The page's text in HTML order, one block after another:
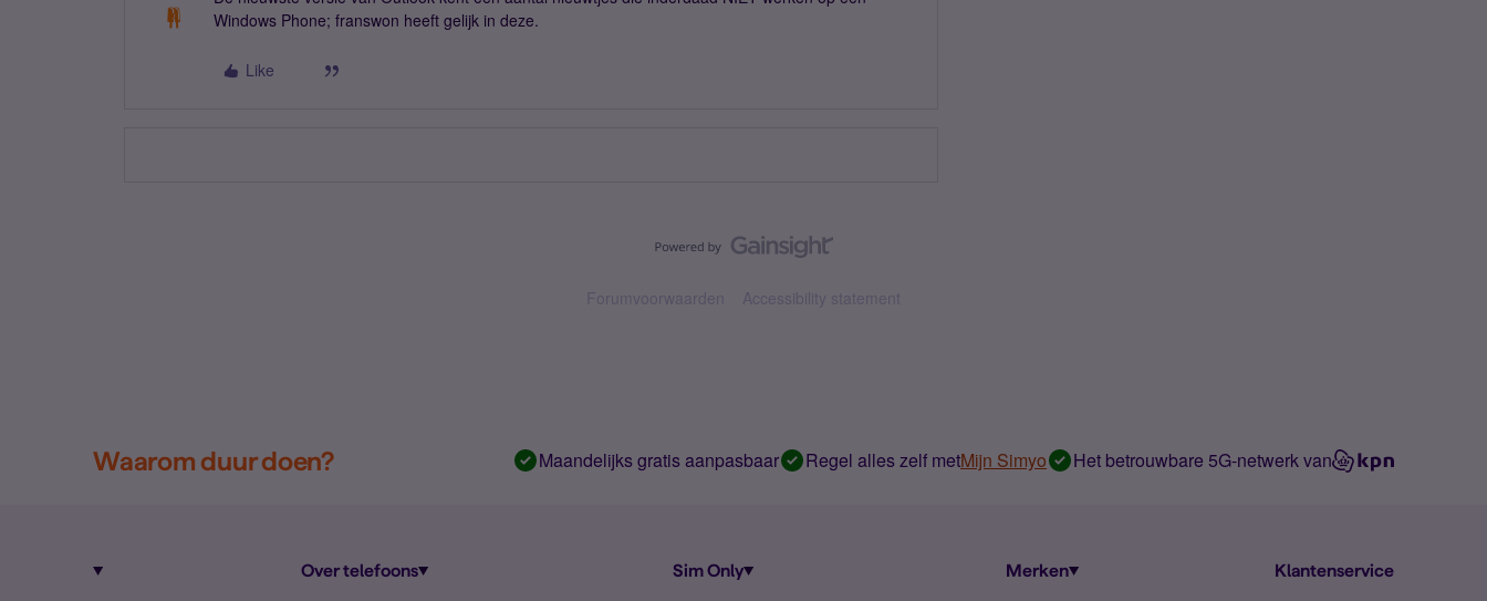
Windows Phone; franswon heeft gelijk in deze.
Like
Forumvoorwaarden Accessibility statement
Waarom duur doen? Maandelijks gratis aanpasbaar Regel alles zelf metMijn Simyo Het betrouwbare 5G-netwerk van
Over telefoons Sim Only Merken Klantenservice